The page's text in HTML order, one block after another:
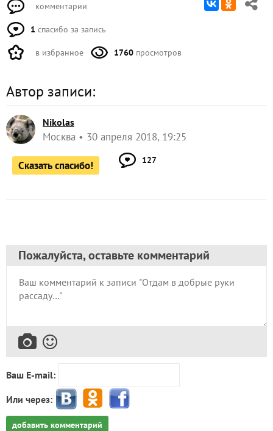
комментарии
1 спасибо за запись
в избранное 1760 просмотров
Автор записи:
Nikolas
Москва 30 апреля 2018, 19:25
Сказать спасибо! 127
Пожалуйста, оставьте комментарий
Ваш E-mail:
Или через:
добавить комментарий